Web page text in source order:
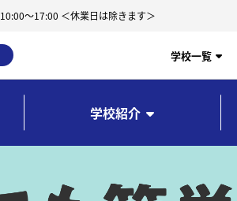
10:00～17:00 ＜休業日は除きます＞
学校一覧
学校紹介